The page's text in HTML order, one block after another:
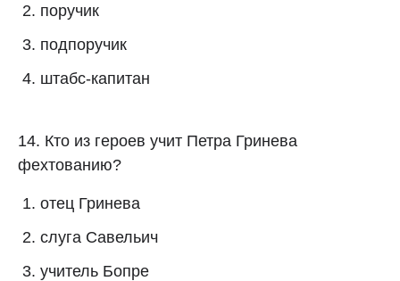
поручик
подпоручик
штабс-капитан
14. Кто из героев учит Петра Гринева
фехтованию?
отец Гринева
слуга Савельич
учитель Бопре